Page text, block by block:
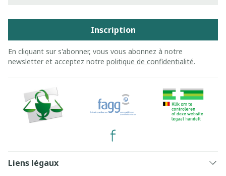
Inscription
En cliquant sur s'abonner, vous vous abonnez à notre
newsletter et acceptez notre politique de confidentialité.
Liens légaux